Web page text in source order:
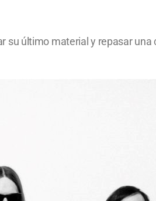
su último material y repasar una